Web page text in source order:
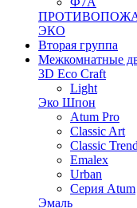
ЭКО
Вторая группа
Межкомнатные
3D Eco Craft
Light
Эко Шпон
Atum Pro
Classic Art
Classic Trend
Emalex
Urban
Серия Atum
Эмаль